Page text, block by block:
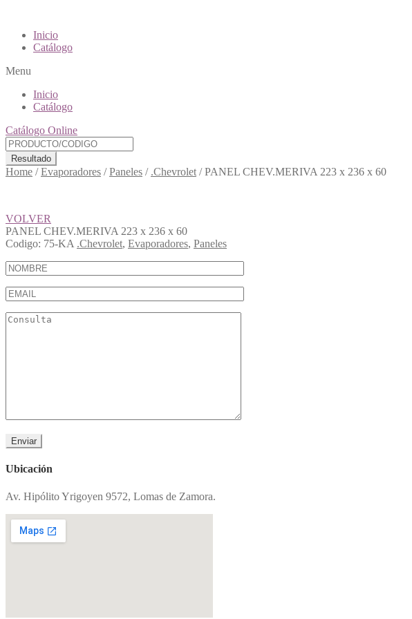
Inicio
Catálogo
Menu
Inicio
Catálogo
Catálogo Online
Resultado
Home /Evaporadores /Paneles / .Chevrolet /PANEL CHEV.MERIVA 223 x 236 x 60
VOLVER
PANEL CHEV.MERIVA 223 x 236 x 60
Codigo: 75-KA .Chevrolet, Evaporadores, Paneles
Ubicación
Av. Hipólito Yrigoyen 9572, Lomas de Zamora.